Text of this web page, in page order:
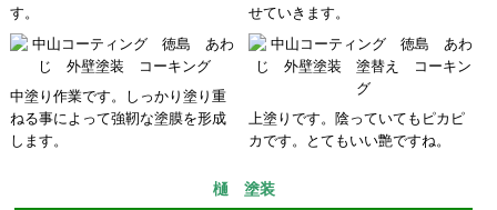
す。
せていきます。
中塗り作業です。しっかり塗り重
ねる事によって強靭な塗膜を形成
します。
上塗りです。陰っていてもピカピ
カです。とてもいい艶ですね。
樋 塗装